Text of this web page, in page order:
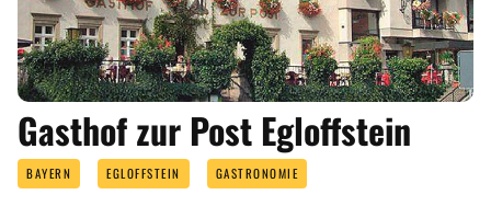
Gasthof zur Post Egloffstein
BAYERN EGLOFFSTEIN GASTRONOMIE